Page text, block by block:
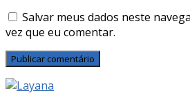
Salvar meus dados neste
vez que eu comentar.